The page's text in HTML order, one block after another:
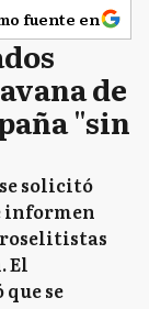
fuente en
de
"sin
solicitó
informen
El
se